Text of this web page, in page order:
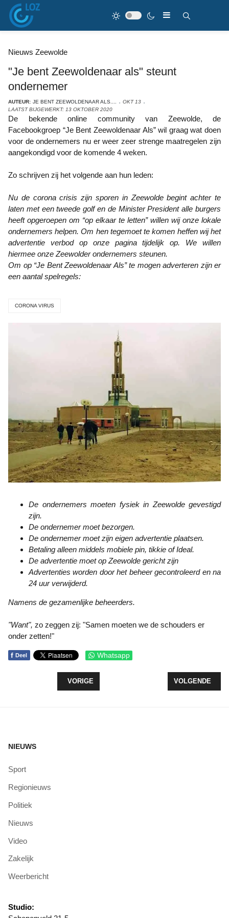
Nieuws Zeewolde
"Je bent Zeewoldenaar als" steunt
ondernemer
AUTEUR: JE BENT ZEEWOLDENAAR ALS....
OKT 13
LAATST BIJGEWERKT: 13 OKTOBER 2020
De bekende online community van Zeewolde, de
Facebookgroep “Je Bent Zeewoldenaar Als” wil graag wat doen
voor de ondernemers nu er weer zeer strenge maatregelen zijn
aangekondigd voor de komende 4 weken.
Zo schrijven zij het volgende aan hun leden:
Nu de corona crisis zijn sporen in Zeewolde begint achter te
laten met een tweede golf en de Minister President alle burgers
heeft opgeroepen om “op elkaar te letten” willen wij onze lokale
ondernemers helpen. Om hen tegemoet te komen heffen wij het
advertentie verbod op onze pagina tijdelijk op. We willen
hiermee onze Zeewolder ondernemers steunen.
Om op “Je Bent Zeewoldenaar Als” te mogen adverteren zijn er
een aantal spelregels:
CORONA VIRUS
De ondernemers moeten fysiek in Zeewolde gevestigd
zijn.
De ondernemer moet bezorgen.
De ondernemer moet zijn eigen advertentie plaatsen.
Betaling alleen middels mobiele pin, tikkie of Ideal.
De advertentie moet op Zeewolde gericht zijn
Advertenties worden door het beheer gecontroleerd en na
24 uur verwijderd.
Namens de gezamenlijke beheerders.
"Want", zo zeggen zij: "Samen moeten we de schouders er
onder zetten!"
f Deel Whatsapp
VORIG ARTIKEL: DEEN SUPERMARKTEN
VORIGE VOLGENDE
VOLGENDE
NIEUWS
Sport
Regionieuws
Politiek
Nieuws
Video
Zakelijk
Weerbericht
Studio: